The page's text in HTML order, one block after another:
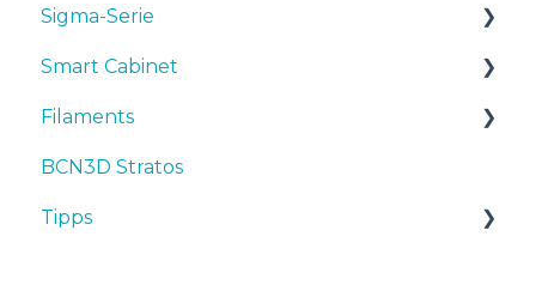
Sigma-Serie
Bedienungsanleitungen & downloads
Inbetriebnahme
Wartung
Tipps
Smart Cabinet
Manuals & Downloads
First steps
Maintenance
Filaments
Tipps
TPU
BCN3D Stratos
Tipps